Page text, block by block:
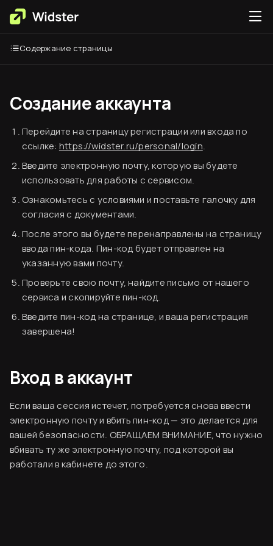
Вводная информация
Создание аккаунта
Оплата сервиса
Код виджета
Вставка кода на сайт
Виджет «Форма»
Создание аккаунта
Перейдите на страницу регистрации или входа по
ссылке: https://widster.ru/personal/login.
Введите электронную почту, которую вы будете
использовать для работы с сервисом.
Ознакомьтесь с условиями и поставьте галочку для
согласия с документами.
После этого вы будете перенаправлены на страницу
ввода пин-кода. Пин-код будет отправлен на
указанную вами почту.
Проверьте свою почту, найдите письмо от нашего
сервиса и скопируйте пин-код.
Введите пин-код на странице, и ваша регистрация
завершена!
Вход в аккаунт
Если ваша сессия истечет, потребуется снова ввести
электронную почту и вбить пин-код — это делается для
вашей безопасности. ОБРАЩАЕМ ВНИМАНИЕ, что нужно
вбивать ту же электронную почту, под которой вы
работали в кабинете до этого.
Содержание страницы
Согласен
Финальный ужин Два шефа – одна кухня
Хотите приобщиться к миру высокой кухни и
стать частью события?